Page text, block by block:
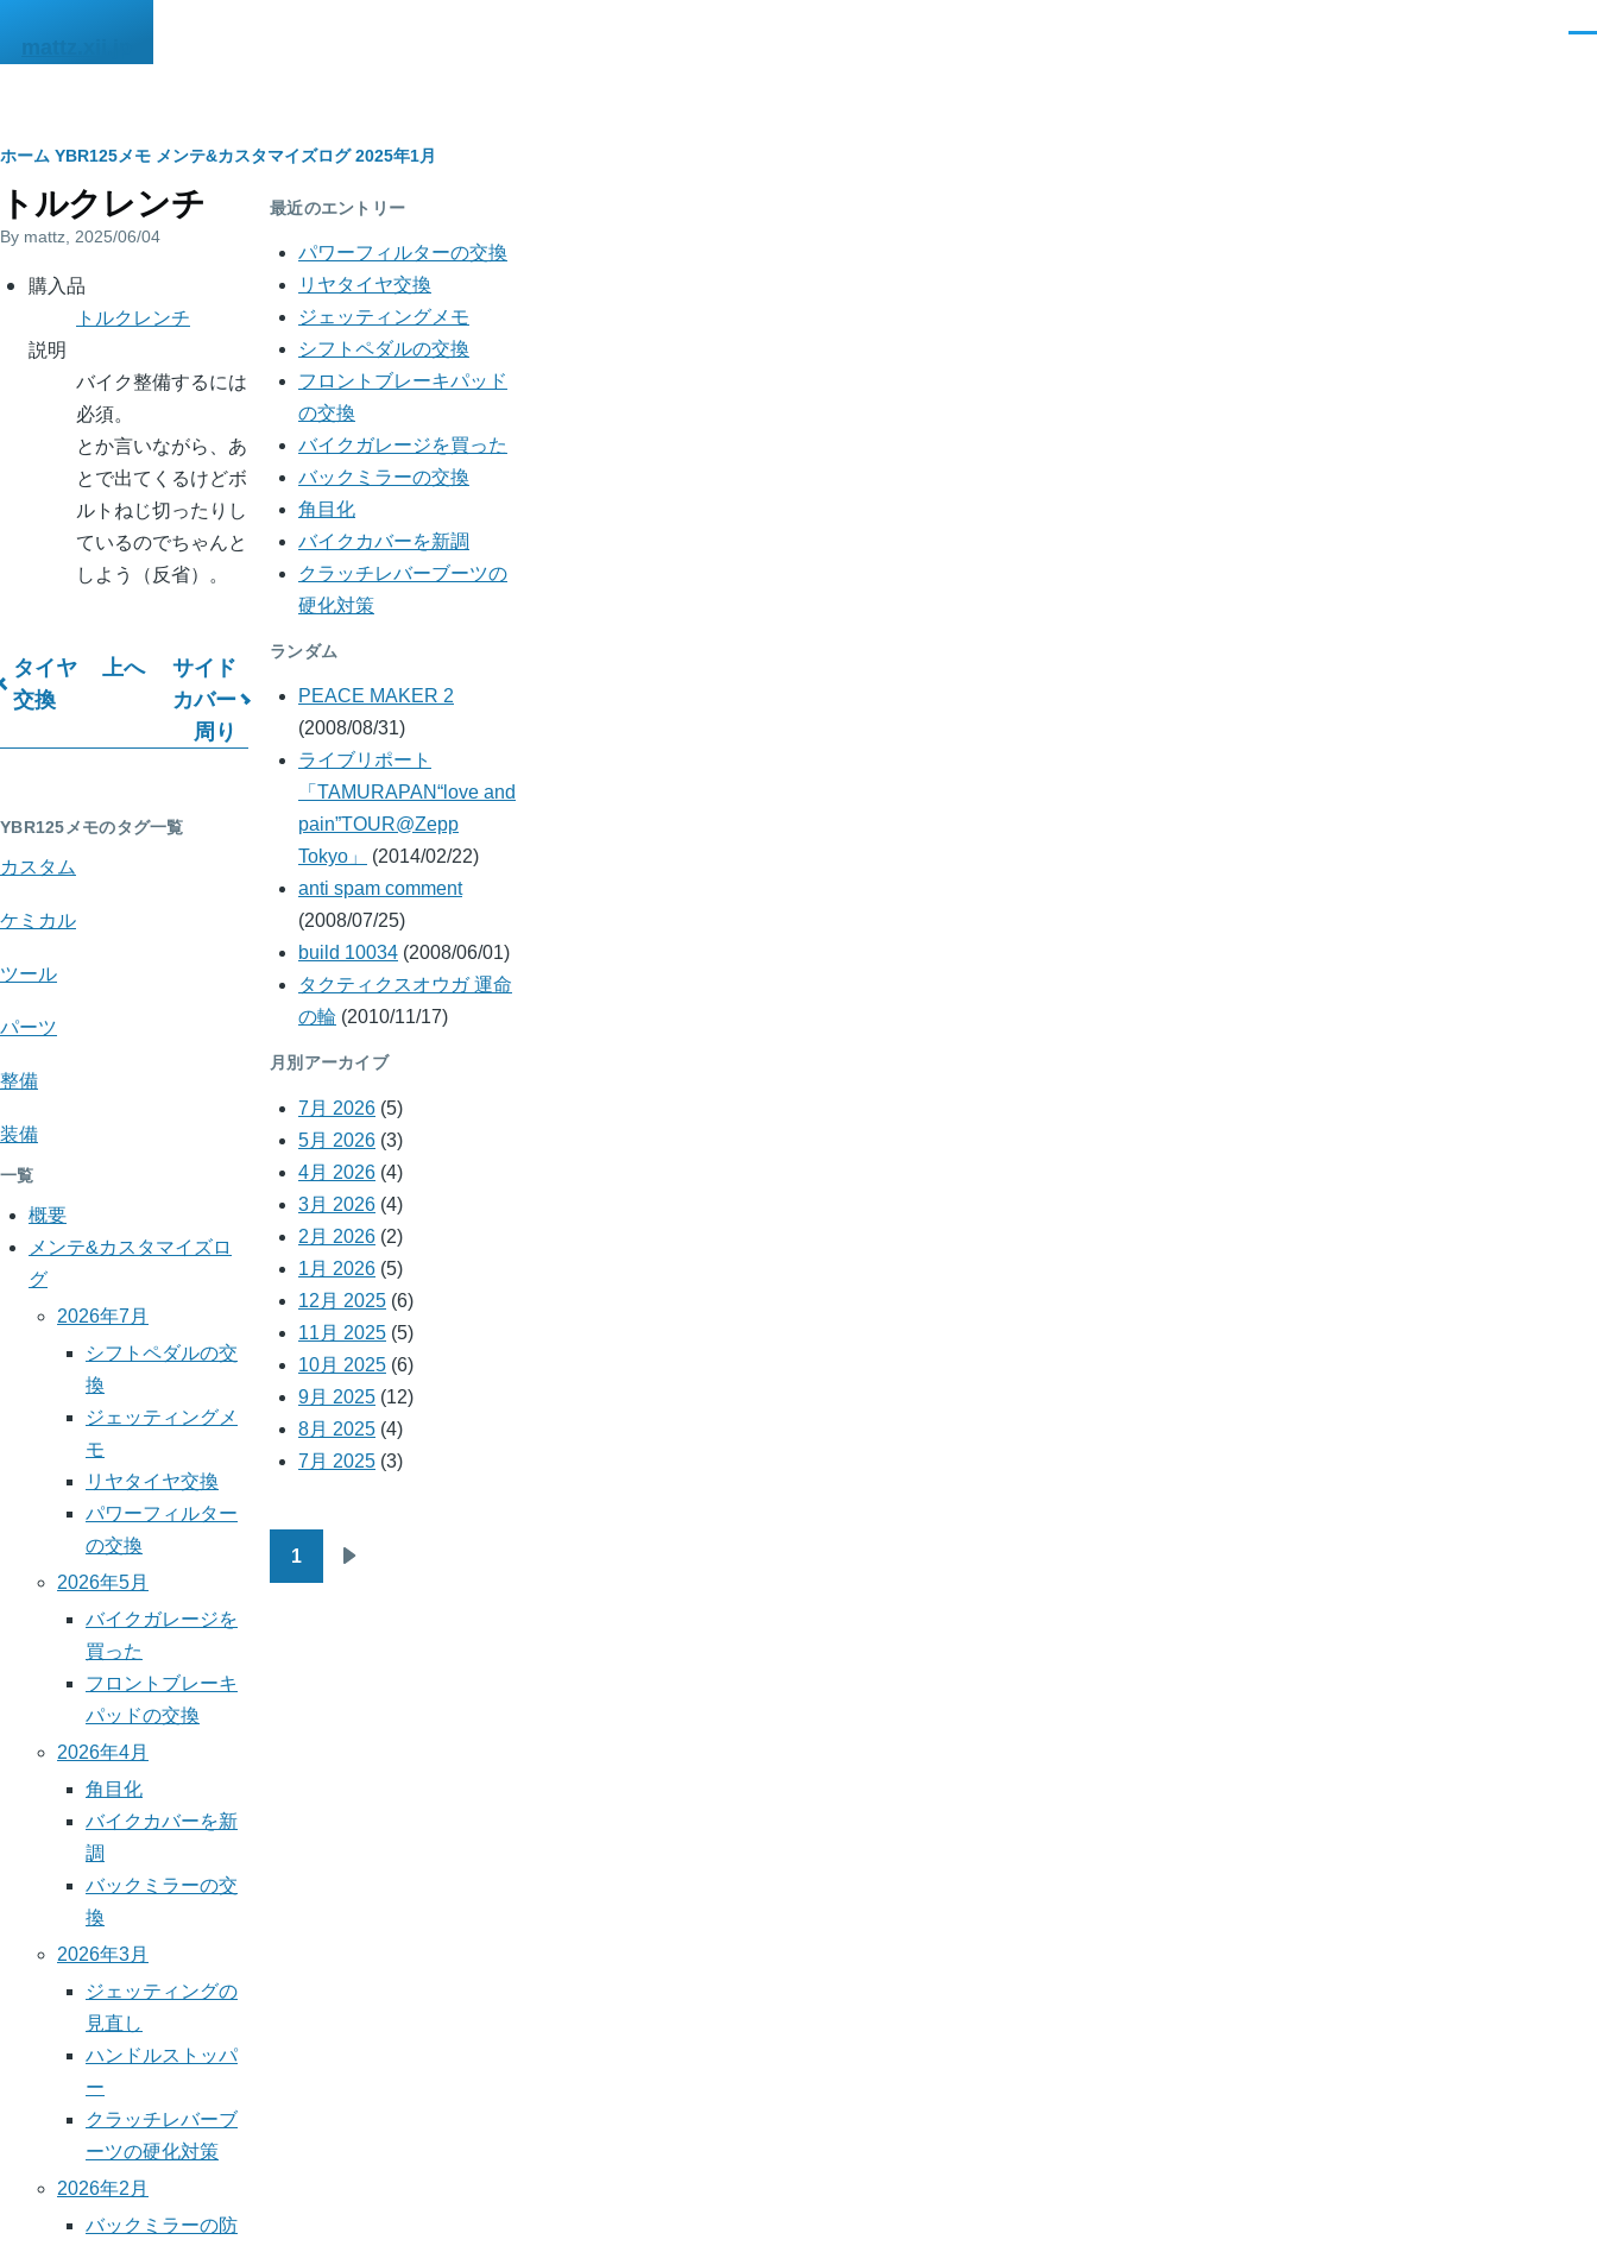
mattz.xii.jp
パ
ン
く
ず
ホーム YBR125メモ メンテ&カスタマイズログ 2025年1月
トルクレンチ
By mattz , 2025/06/04
body
購入品
トルクレンチ
説明
バイク整備するには
必須。
とか言いながら、あ
とで出てくるけどボ
ルトねじ切ったりし
ているのでちゃんと
しよう（反省）。
ブ
横
断
リ
YBR125
メ
モ
タイヤ
交換
上へ
サイド
カバー
周り
YBR125メモのタグ一覧
カスタム
ケミカル
ツール
パーツ
整備
装備
一覧
概要
メンテ&カスタマイズロ
グ
2026年7月
シフトペダルの交
換
ジェッティングメ
モ
リヤタイヤ交換
パワーフィルター
の交換
2026年5月
バイクガレージを
買った
フロントブレーキ
パッドの交換
2026年4月
角目化
バイクカバーを新
調
バックミラーの交
換
2026年3月
ジェッティングの
見直し
ハンドルストッパ
ー
クラッチレバーブ
ーツの硬化対策
2026年2月
バックミラーの防
最近のエントリー
パワーフィルターの交換
リヤタイヤ交換
ジェッティングメモ
シフトペダルの交換
フロントブレーキパッド
の交換
バイクガレージを買った
バックミラーの交換
角目化
バイクカバーを新調
クラッチレバーブーツの
硬化対策
ランダム
PEACE MAKER 2
(2008/08/31)
ライブリポート
「TAMURAPAN“love and
pain”TOUR@Zepp
Tokyo」
(2014/02/22)
anti spam comment
(2008/07/25)
build 10034 (2008/06/01)
タクティクスオウガ 運命
の輪 (2010/11/17)
月別アーカイブ
7月 2026 (5)
5月 2026 (3)
4月 2026 (4)
3月 2026 (4)
2月 2026 (2)
1月 2026 (5)
12月 2025 (6)
11月 2025 (5)
10月 2025 (6)
9月 2025 (12)
8月 2025 (4)
7月 2025 (3)
1